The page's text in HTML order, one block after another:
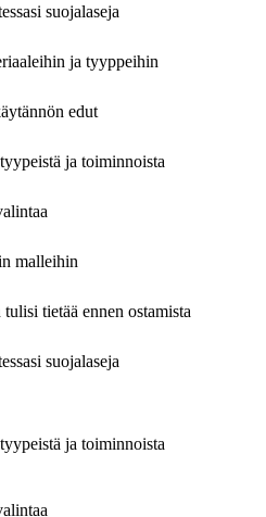
suojalaseja
ja tyyppeihin
edut
ja toiminnoista
malleihin
tietää ennen ostamista
suojalaseja
ja toiminnoista